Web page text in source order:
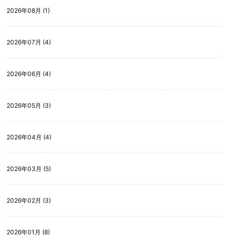
2026年08月 (1)
2026年07月 (4)
2026年06月 (4)
2026年05月 (3)
2026年04月 (4)
2026年03月 (5)
2026年02月 (3)
2026年01月 (8)